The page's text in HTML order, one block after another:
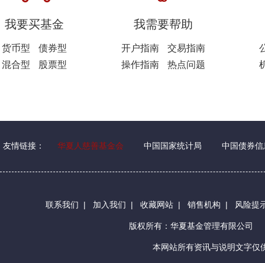
我要买基金
货币型
债券型
混合型
股票型
我需要帮助
开户指南
交易指南
操作指南
热点问题
友情链接： 华夏人慈善基金会 中国国家统计局 中国债券信
联系我们 | 加入我们 | 收藏网站 | 销售机构 | 风险提
版权所有：华夏基金管理有限公司
本网站所有资讯与说明文字仅